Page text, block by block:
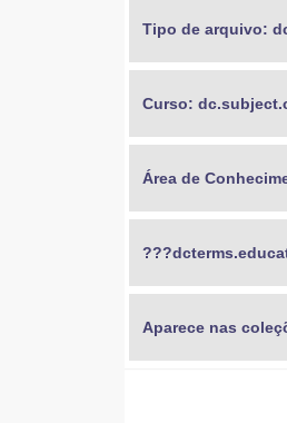
Tipo de arquivo:
Curso:
Área de
Aparece nas